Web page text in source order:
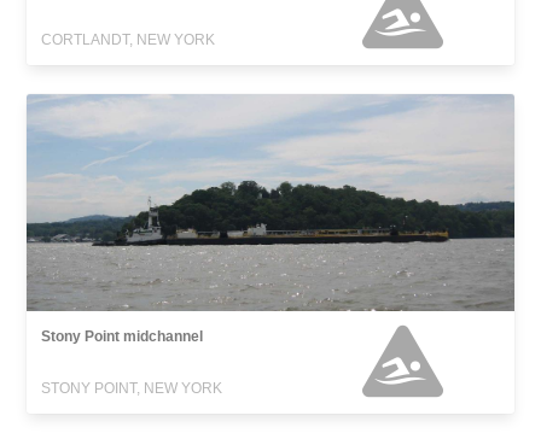
CORTLANDT, NEW YORK
Stony Point midchannel
STONY POINT, NEW YORK